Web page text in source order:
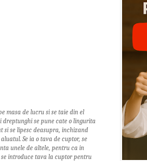
masa de lucru si se taie din el
se pune cate o lingurita
si se lipesc deasupra, inchizand
Se ia o tava de cuptor, se
unele de altele, pentru ca in
introduce tava la cuptor pentru